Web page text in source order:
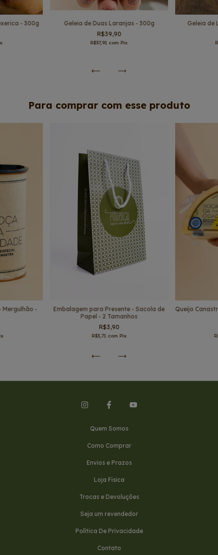
- 300g
Geleia de Duas Laranjas - 300g
R$39,90
R$37,91 com Pix
Geleia de
Para comprar com esse produto
Mergulhão -
Embalagem para Presente - Sacola de
Papel - 2 Tamanhos
R$3,90
R$3,71 com Pix
Queijo
Quem Somos
Como Comprar
Envios e Prazos
Loja Fisica
Trocas e Devoluções
Seja um revendedor
Política De Privacidade
Contato